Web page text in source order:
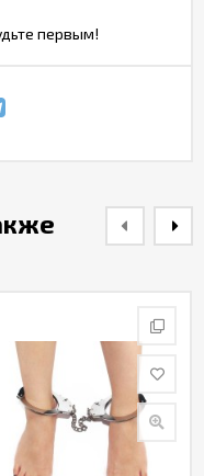
первым!